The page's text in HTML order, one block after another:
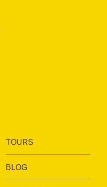
TOURS
BLOG